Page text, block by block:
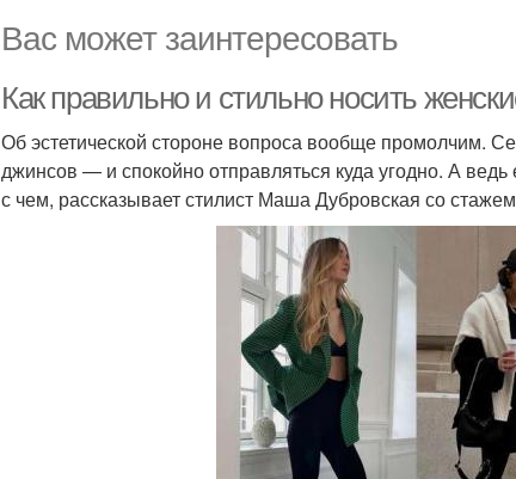
Вас может заинтересовать
Как правильно и стильно носить
Об эстетической стороне вопроса вообще промолчим.
джинсов — и спокойно отправляться куда угодно. А
с чем, рассказывает стилист Маша Дубровская со